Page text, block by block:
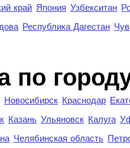
край Япония Узбекситан
Республика Дагестан
по
Новосибирск Краснодар
Казань Ульяновск Калуга
Челябинская область